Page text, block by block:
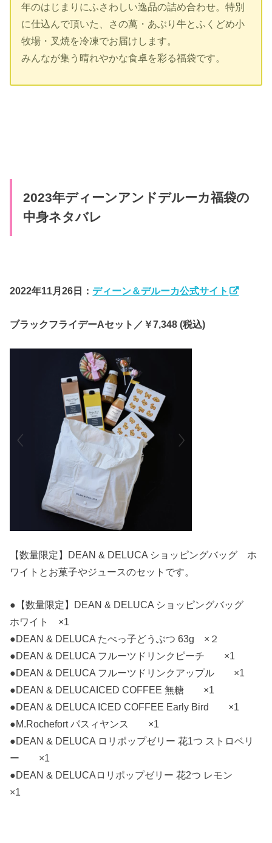
年のはじまりにふさわしい逸品の詰め合わせ。特別
に仕込んで頂いた、さの萬・あぶり牛とふくどめ小
牧場・叉焼を冷凍でお届けします。
みんなが集う晴れやかな食卓を彩る福袋です。
2023年ディーンアンドデルーカ福袋の
中身ネタバレ
2022年11月26日： ディーン＆デルーカ公式サイト
ブラックフライデーAセット／ ￥7,348 (税込)
【数量限定】DEAN & DELUCA ショッピングバッグ ホ
ワイトとお菓子やジュースのセットです。
●【数量限定】DEAN & DELUCA ショッピングバッグ
ホワイト ×1
●DEAN & DELUCA たべっ子どうぶつ 63g ×２
●DEAN & DELUCA フルーツドリンクピーチ ×1
●DEAN & DELUCA フルーツドリンクアップル ×1
●DEAN & DELUCAICED COFFEE 無糖 ×1
●DEAN & DELUCA ICED COFFEE Early Bird ×1
●M.Rochefort パスィヤンス ×1
●DEAN & DELUCA ロリポップゼリー 花1つ ストロベリ
ー ×1
●DEAN & DELUCAロリポップゼリー 花2つ レモン
×1